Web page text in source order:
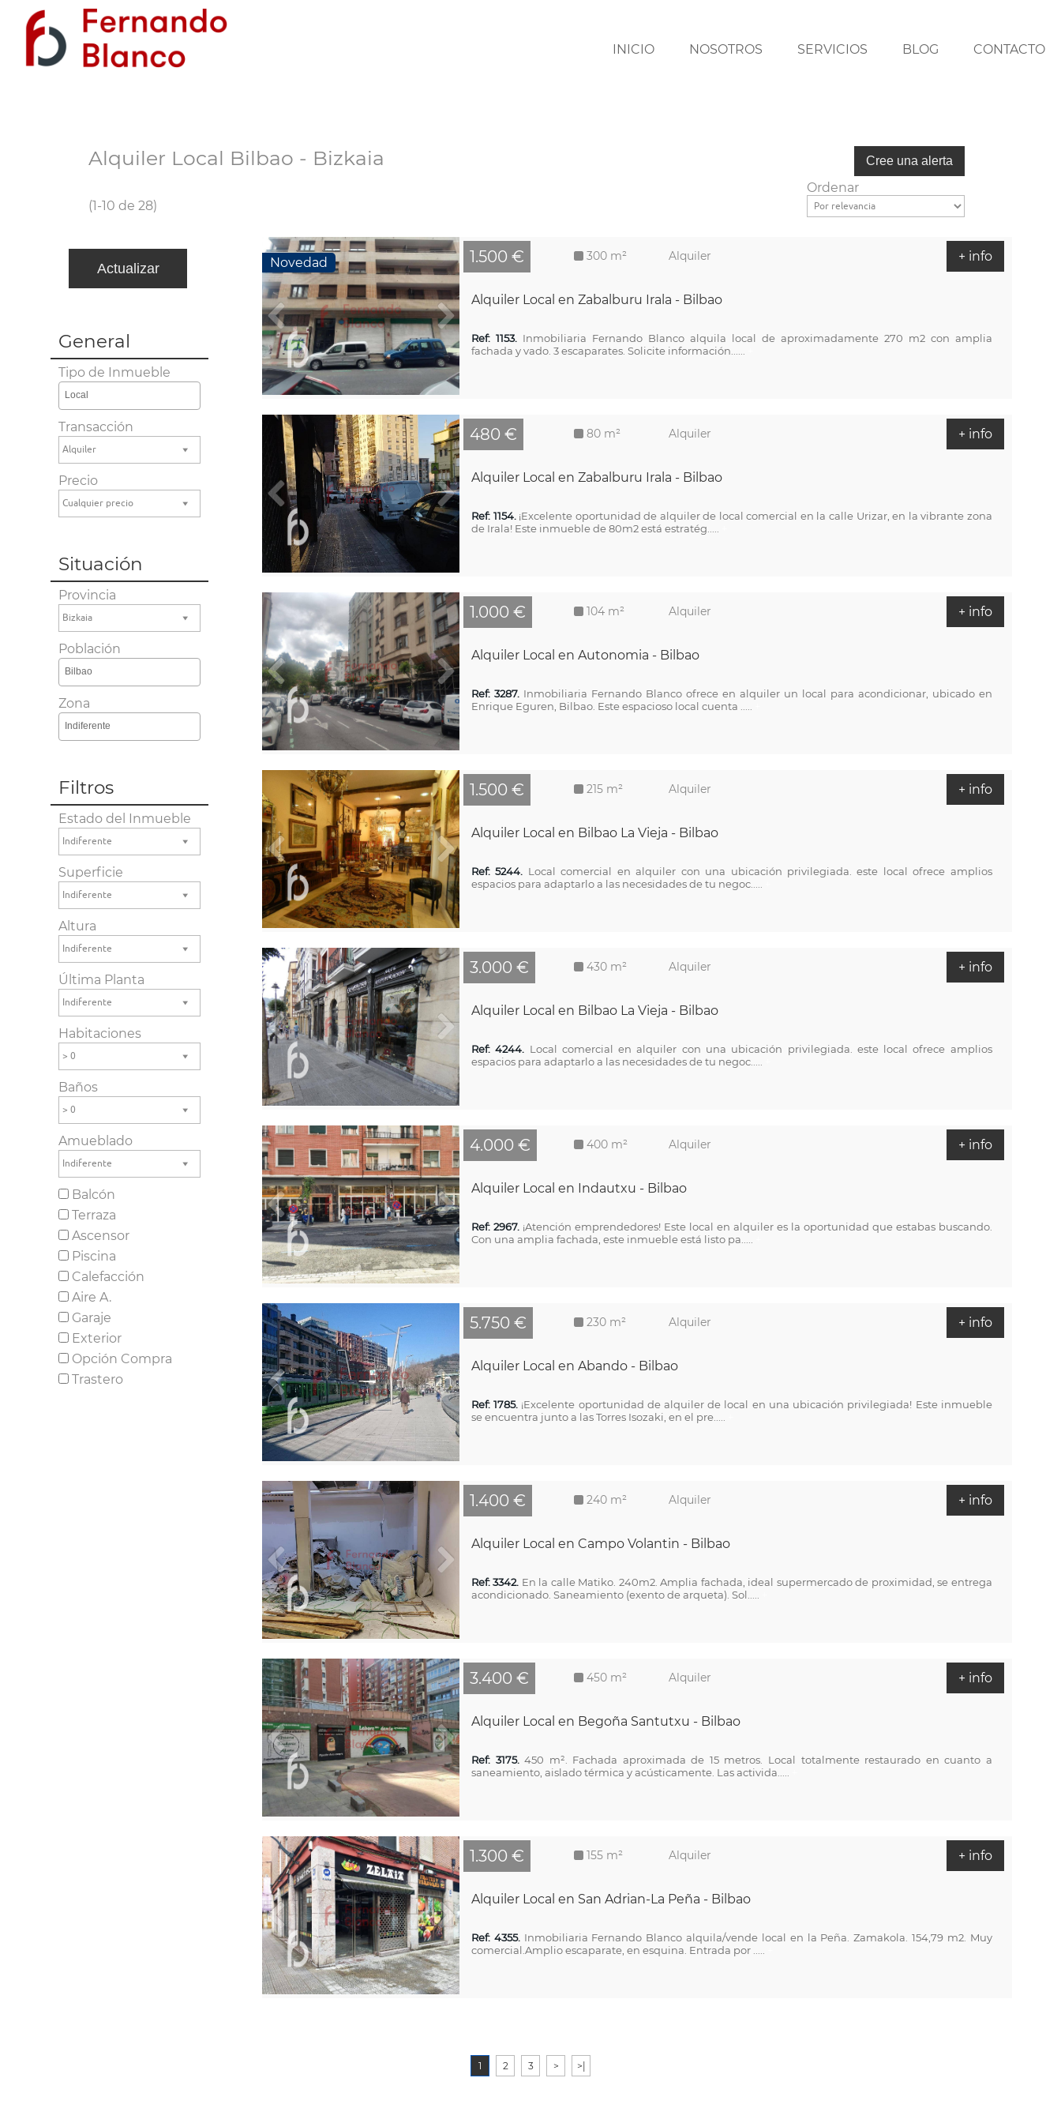
INICIO NOSOTROS SERVICIOS BLOG CONTACTO
Alquiler Local Bilbao - Bizkaia
(1-10 de 28)
Ordenar
Novedad 1.500 € 300 m² Alquiler + info
Alquiler Local en Zabalburu Irala - Bilbao
Ref: 1153. Inmobiliaria Fernando Blanco alquila local de aproximadamente 270 m2 con amplia
fachada y vado. 3 escaparates. Solicite información......
480 € 80 m² Alquiler + info
Alquiler Local en Zabalburu Irala - Bilbao
Ref: 1154. ¡Excelente oportunidad de alquiler de local comercial en la calle Urizar, en la vibrante zona
de Irala! Este inmueble de 80m2 está estratég.....
1.000 € 104 m² Alquiler + info
Alquiler Local en Autonomia - Bilbao
Ref: 3287. Inmobiliaria Fernando Blanco ofrece en alquiler un local para acondicionar, ubicado en
Enrique Eguren, Bilbao. Este espacioso local cuenta .....
1.500 € 215 m² Alquiler + info
Alquiler Local en Bilbao La Vieja - Bilbao
Ref: 5244. Local comercial en alquiler con una ubicación privilegiada. este local ofrece amplios
espacios para adaptarlo a las necesidades de tu negoc.....
3.000 € 430 m² Alquiler + info
Alquiler Local en Bilbao La Vieja - Bilbao
Ref: 4244. Local comercial en alquiler con una ubicación privilegiada. este local ofrece amplios
espacios para adaptarlo a las necesidades de tu negoc.....
4.000 € 400 m² Alquiler + info
Alquiler Local en Indautxu - Bilbao
Ref: 2967. ¡Atención emprendedores! Este local en alquiler es la oportunidad que estabas buscando.
Con una amplia fachada, este inmueble está listo pa.....
5.750 € 230 m² Alquiler + info
Alquiler Local en Abando - Bilbao
Ref: 1785. ¡Excelente oportunidad de alquiler de local en una ubicación privilegiada! Este inmueble
se encuentra junto a las Torres Isozaki, en el pre.....
1.400 € 240 m² Alquiler + info
Alquiler Local en Campo Volantin - Bilbao
Ref: 3342. En la calle Matiko. 240m2. Amplia fachada, ideal supermercado de proximidad, se entrega
acondicionado. Saneamiento (exento de arqueta). Sol.....
3.400 € 450 m² Alquiler + info
Alquiler Local en Begoña Santutxu - Bilbao
Ref: 3175. 450 m². Fachada aproximada de 15 metros. Local totalmente restaurado en cuanto a
saneamiento, aislado térmica y acústicamente. Las activida.....
1.300 € 155 m² Alquiler + info
Alquiler Local en San Adrian-La Peña - Bilbao
Ref: 4355. Inmobiliaria Fernando Blanco alquila/vende local en la Peña. Zamakola. 154,79 m2. Muy
comercial.Amplio escaparate, en esquina. Entrada por .....
General
Tipo de Inmueble
Local
Transacción
Alquiler
Precio
Cualquier precio
Situación
Provincia
Bizkaia
Población
Bilbao
Zona
Indiferente
Filtros
Estado del Inmueble
Indiferente
Superficie
Indiferente
Altura
Indiferente
Última Planta
Indiferente
Habitaciones
> 0
Baños
> 0
Amueblado
Indiferente
Balcón
Terraza
Ascensor
Piscina
Calefacción
Aire A.
Garaje
Exterior
Opción Compra
Trastero
1 2 3 > >|